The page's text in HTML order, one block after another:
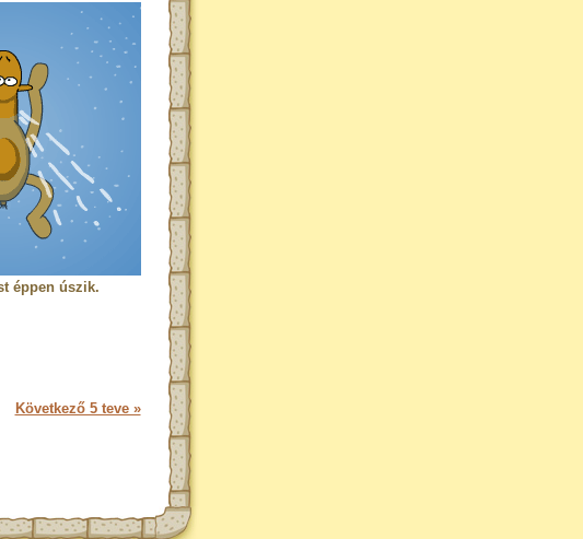
éppen úszik.
Következő 5 teve »